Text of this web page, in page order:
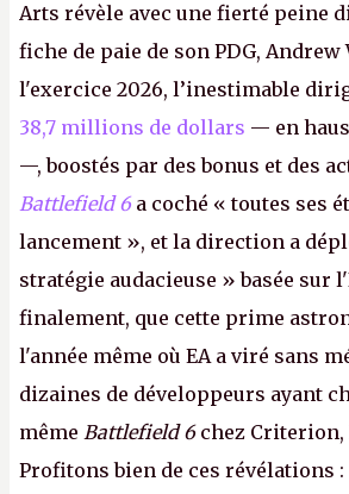
Arts révèle avec une fierté peine
fiche de paie de son PDG,
l'exercice 2026, l’inestimable
38,7 millions de dollars — en
—, boostés par des bonus et des
Battlefield 6 a coché « toutes ses
lancement », et la direction a
stratégie audacieuse » basée sur
finalement, que cette prime
l'année même où EA a viré sans
dizaines de développeurs ayant
même Battlefield 6chez Criterion,
Profitons bien de ces révélations :